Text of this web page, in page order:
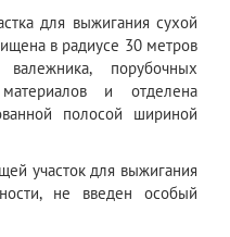
для выжигания сухой
в радиусе 30 метров
порубочных
и отделена
полосой шириной
участок для выжигания
не введен особый